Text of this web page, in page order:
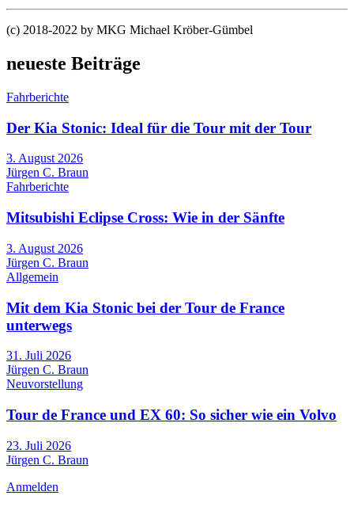
(c) 2018-2022 by MKG Michael Kröber-Gümbel
neueste Beiträge
Fahrberichte
Der Kia Stonic: Ideal für die Tour mit der Tour
3. August 2026
Jürgen C. Braun
Fahrberichte
Mitsubishi Eclipse Cross: Wie in der Sänfte
3. August 2026
Jürgen C. Braun
Allgemein
Mit dem Kia Stonic bei der Tour de France
unterwegs
31. Juli 2026
Jürgen C. Braun
Neuvorstellung
Tour de France und EX 60: So sicher wie ein Volvo
23. Juli 2026
Jürgen C. Braun
Anmelden